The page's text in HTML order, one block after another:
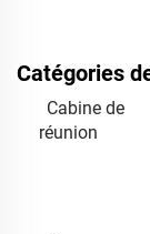
Catégories
Cabine de
réunion